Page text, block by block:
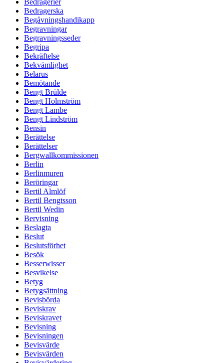
Bedragerska
Begåvningshandikapp
Begravningar
Begravningsseder
Begripa
Bekräftelse
Bekvämlighet
Belarus
Bemötande
Bengt Brülde
Bengt Holmström
Bengt Lambe
Bengt Lindström
Bensin
Berättelse
Berättelser
Bergwallkommissionen
Berlin
Berlinmuren
Beröringar
Bertil Almlöf
Bertil Bengtsson
Bertil Wedin
Bervisning
Beslagta
Beslut
Beslutsförhet
Besök
Besserwisser
Besvikelse
Betyg
Betygsättning
Bevisbörda
Beviskrav
Beviskravet
Bevisning
Bevisningen
Bevisvärde
Bevisvärden